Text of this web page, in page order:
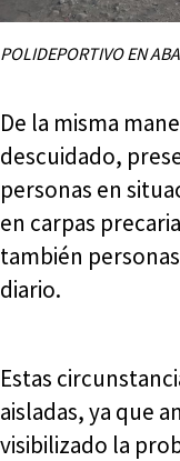
POLIDEPORTIVO EN
De la misma
descuidado,
personas en
en carpas
también
diario.
Estas
aisladas, ya que
visibilizado la